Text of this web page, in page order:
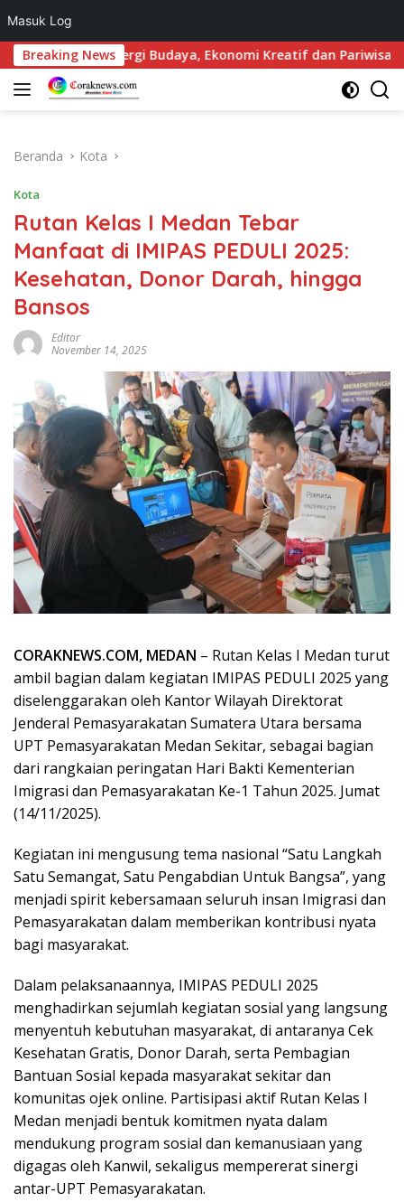
Masuk Log
Langsung
ke
konten
Breaking News
2026: Sinergi Budaya, Ekonomi Kreatif dan Pariwisata Danau
Beranda Kota
Kota
Rutan Kelas I Medan Tebar
Manfaat di IMIPAS PEDULI 2025:
Kesehatan, Donor Darah, hingga
Bansos
Editor
November 14, 2025
CORAKNEWS.COM, MEDAN – Rutan Kelas I Medan turut
ambil bagian dalam kegiatan IMIPAS PEDULI 2025 yang
diselenggarakan oleh Kantor Wilayah Direktorat
Jenderal Pemasyarakatan Sumatera Utara bersama
UPT Pemasyarakatan Medan Sekitar, sebagai bagian
dari rangkaian peringatan Hari Bakti Kementerian
Imigrasi dan Pemasyarakatan Ke-1 Tahun 2025. Jumat
(14/11/2025).
Kegiatan ini mengusung tema nasional “Satu Langkah
Satu Semangat, Satu Pengabdian Untuk Bangsa”, yang
menjadi spirit kebersamaan seluruh insan Imigrasi dan
Pemasyarakatan dalam memberikan kontribusi nyata
bagi masyarakat.
Dalam pelaksanaannya, IMIPAS PEDULI 2025
menghadirkan sejumlah kegiatan sosial yang langsung
menyentuh kebutuhan masyarakat, di antaranya Cek
Kesehatan Gratis, Donor Darah, serta Pembagian
Bantuan Sosial kepada masyarakat sekitar dan
komunitas ojek online. Partisipasi aktif Rutan Kelas I
Medan menjadi bentuk komitmen nyata dalam
mendukung program sosial dan kemanusiaan yang
digagas oleh Kanwil, sekaligus mempererat sinergi
antar-UPT Pemasyarakatan.